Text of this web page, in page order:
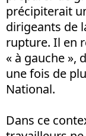
précipiterait
dirigeants de
rupture. Il en
« à gauche »,
une fois de
National.
Dans ce